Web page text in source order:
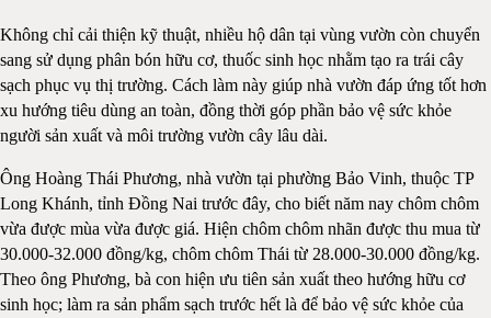
Không chỉ cải thiện kỹ thuật, nhiều hộ dân tại vùng vườn còn chuyển
sang sử dụng phân bón hữu cơ, thuốc sinh học nhằm tạo ra trái cây
sạch phục vụ thị trường. Cách làm này giúp nhà vườn đáp ứng tốt hơn
xu hướng tiêu dùng an toàn, đồng thời góp phần bảo vệ sức khỏe
người sản xuất và môi trường vườn cây lâu dài.
Ông Hoàng Thái Phương, nhà vườn tại phường Bảo Vinh, thuộc TP
Long Khánh, tỉnh Đồng Nai trước đây, cho biết năm nay chôm chôm
vừa được mùa vừa được giá. Hiện chôm chôm nhãn được thu mua từ
30.000-32.000 đồng/kg, chôm chôm Thái từ 28.000-30.000 đồng/kg.
Theo ông Phương, bà con hiện ưu tiên sản xuất theo hướng hữu cơ
sinh học; làm ra sản phẩm sạch trước hết là để bảo vệ sức khỏe của